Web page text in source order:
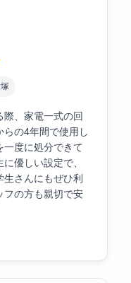
、家電一式の回
らの4年間で使用し
一度に処分できて
優しい設定で、
さんにもぜひ利
フの方も親切で安